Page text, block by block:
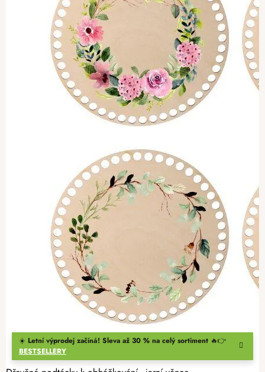
☀️ Letní výprodej začíná! Sleva až 30 % na celý sortiment 🔥👉
BESTSELLERY